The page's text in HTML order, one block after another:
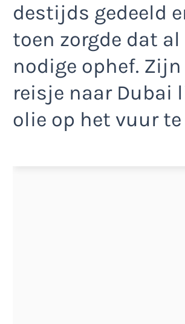
destijds gedeeld
toen zorgde dat al
nodige ophef.
reisje naar Dubai
olie op het vuur te